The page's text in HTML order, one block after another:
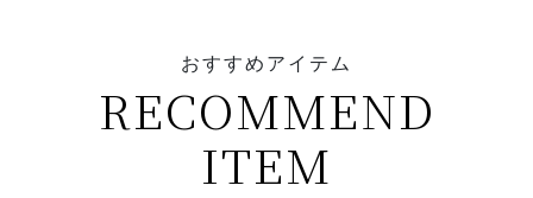
おすすめアイテム
RECOMMEND
ITEM